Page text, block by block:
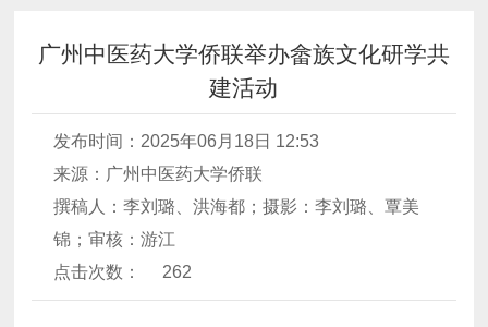
广州中医药大学侨联举办畲族文化研学共
建活动
发布时间：2025年06月18日 12:53
来源：广州中医药大学侨联
撰稿人：李刘璐、洪海都；摄影：李刘璐、覃美
锦；审核：游江
点击次数：
262